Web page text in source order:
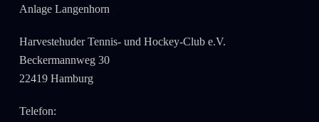
Anlage Langenhorn
Harvestehuder Tennis- und Hockey-Club e.V.
Beckermannweg 30
22419 Hamburg
Telefon: